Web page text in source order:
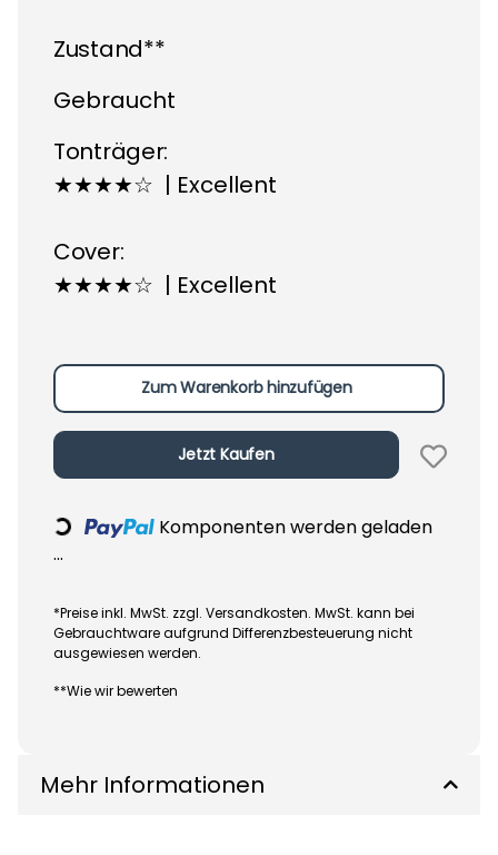
Zustand**
Gebraucht
Tonträger:
★★★★☆ | Excellent
Cover:
★★★★☆ | Excellent
Zum Warenkorb hinzufügen
Jetzt Kaufen
Loading...
Komponenten werden geladen
...
*Preise inkl. MwSt. zzgl. Versandkosten. MwSt. kann bei
Gebrauchtware aufgrund Differenzbesteuerung nicht
ausgewiesen werden.
**Wie wir bewerten
Mehr Informationen